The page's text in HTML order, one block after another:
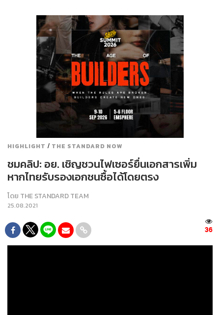
HIGHLIGHT / THE STANDARD NOW
ชมคลิป: อย. เชิญชวนไฟเซอร์ยื่นเอกสารเพิ่ม
หากไทยรับรองเอกชนซื้อได้โดยตรง
โดย THE STANDARD TEAM
25.08.2021
36